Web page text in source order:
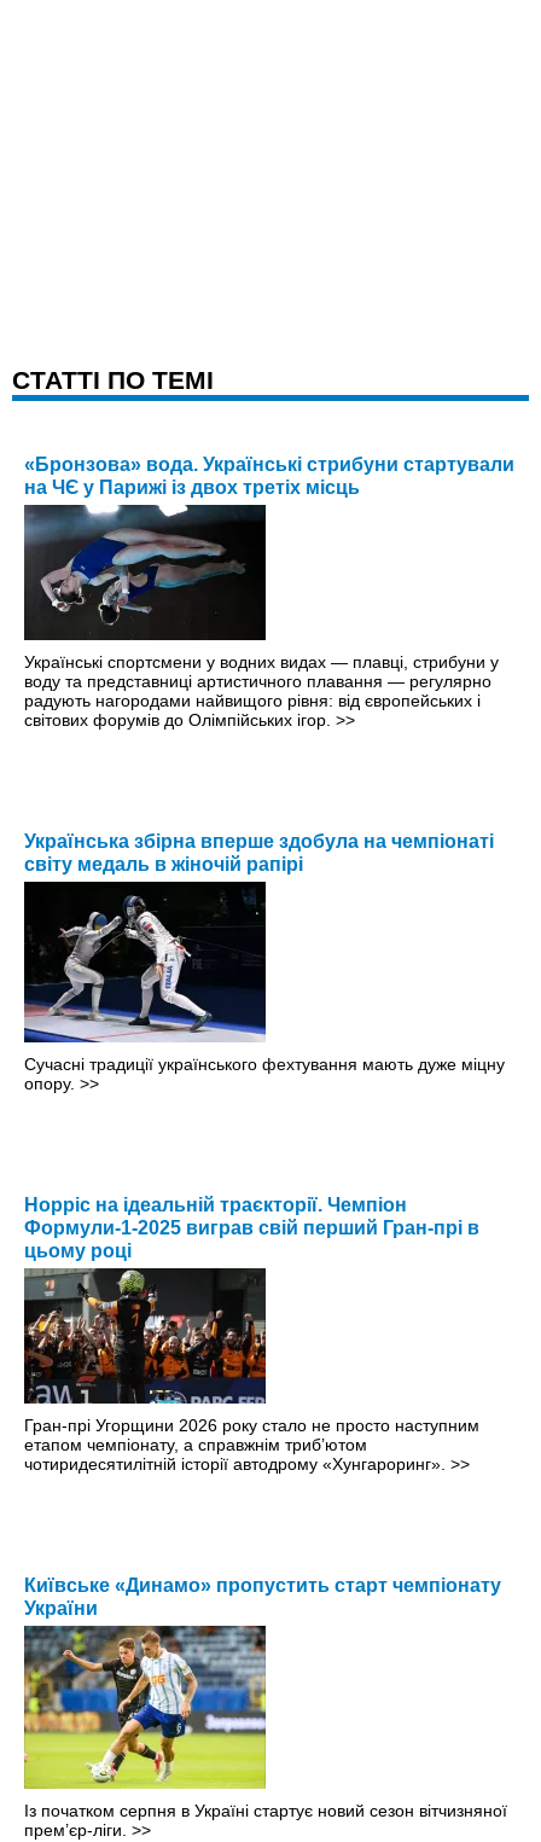
CТАТТІ ПО ТЕМІ
«Бронзова» вода. Українські стрибуни стартували
на ЧЄ у Парижі із двох третіх місць
Українські спортсмени у водних видах — плавці, стрибуни у
воду та представниці артистичного плавання — регулярно
радують нагородами найвищого рівня: від європейських і
світових форумів до Олімпійських ігор. >>
Українська збірна вперше здобула на чемпіонаті
світу медаль в жіночій рапірі
Сучасні традиції українського фехтування мають дуже міцну
опору. >>
Норріс на ідеальній траєкторії. Чемпіон
Формули-1-2025 виграв свій перший Гран-прі в
цьому році
Гран-прі Угорщини 2026 року стало не просто наступним
етапом чемпіонату, а справжнім триб’ютом
чотиридесятилітній історії автодрому «Хунгароринг». >>
Київське «Динамо» пропустить старт чемпіонату
України
Із початком серпня в Україні стартує новий сезон вітчизняної
прем’єр-ліги. >>